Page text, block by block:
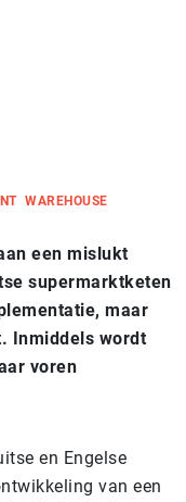
WAREHOUSE
een mislukt
supermarktketen
maar
Inmiddels wordt
voren
en Engelse
van een